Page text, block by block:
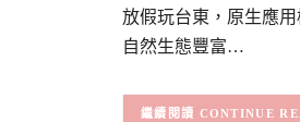
放假玩台東，原生應
自然生態豐富…
CONTINUE